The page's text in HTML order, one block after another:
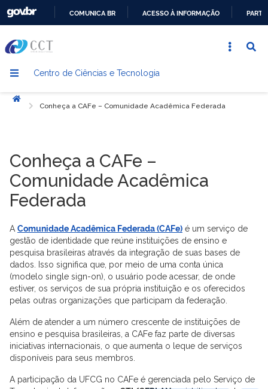
CONTEÚDO
COMUNICA BR ACESSO À INFORMAÇÃO
Centro de Ciências e Tecnologia
Início
Conheça a CAFe – Comunidade Acadêmica Federada
Conheça a CAFe –
Comunidade Acadêmica
Federada
A Comunidade Acadêmica Federada (CAFe) é um serviço de
gestão de identidade que reúne instituições de ensino e
pesquisa brasileiras através da integração de suas bases de
dados. Isso significa que, por meio de uma conta única
(modelo single sign-on), o usuário pode acessar, de onde
estiver, os serviços de sua própria instituição e os oferecidos
pelas outras organizações que participam da federação.
Além de atender a um número crescente de instituições de
ensino e pesquisa brasileiras, a CAFe faz parte de diversas
iniciativas internacionais, o que aumenta o leque de serviços
disponíveis para seus membros.
A participação da UFCG no CAFe é gerenciada pelo Serviço de